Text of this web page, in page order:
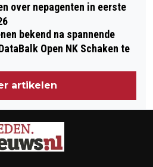
over nepagenten in eerste
bekend na spannende
Open NK Schaken te
artikelen